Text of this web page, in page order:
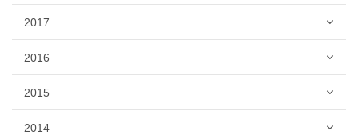
2017
2016
2015
2014